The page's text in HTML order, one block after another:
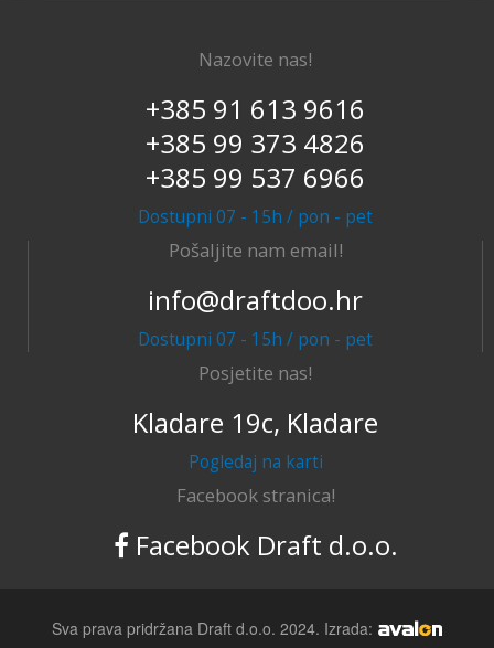
Nazovite nas!
+385 91 613 9616
+385 99 373 4826
+385 99 537 6966
Dostupni 07 - 15h / pon - pet
Pošaljite nam email!
info@draftdoo.hr
Dostupni 07 - 15h / pon - pet
Posjetite nas!
Kladare 19c, Kladare
Pogledaj na karti
Facebook stranica!
Facebook Draft d.o.o.
Sva prava pridržana Draft d.o.o. 2024. Izrada: